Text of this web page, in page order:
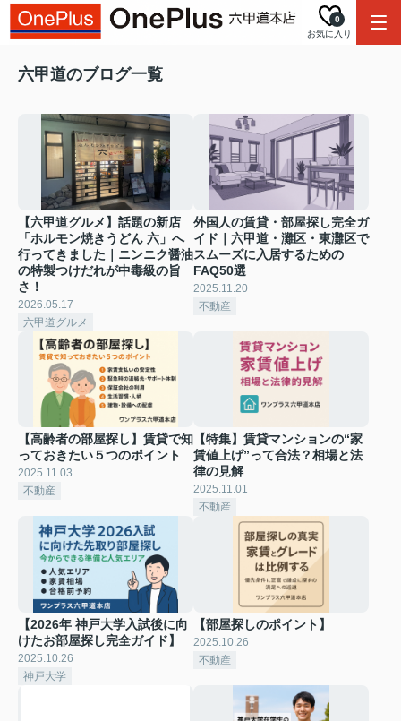
お気に入り
0
六甲道のブログ一覧
【六甲道グルメ】話題の新店
「ホルモン焼きうどん 六」へ
行ってきました｜ニンニク醤油
の特製つけだれが中毒級の旨
さ！
2026.05.17
六甲道グルメ
外国人の賃貸・部屋探し完全ガ
イド｜六甲道・灘区・東灘区で
スムーズに入居するための
FAQ50選
2025.11.20
不動産
【高齢者の部屋探し】賃貸で知
っておきたい５つのポイント
2025.11.03
不動産
【特集】賃貸マンションの“家
賃値上げ”って合法？相場と法
律の見解
2025.11.01
不動産
【2026年 神戸大学入試後に向
けたお部屋探し完全ガイド】
2025.10.26
神戸大学
【部屋探しのポイント】
2025.10.26
不動産